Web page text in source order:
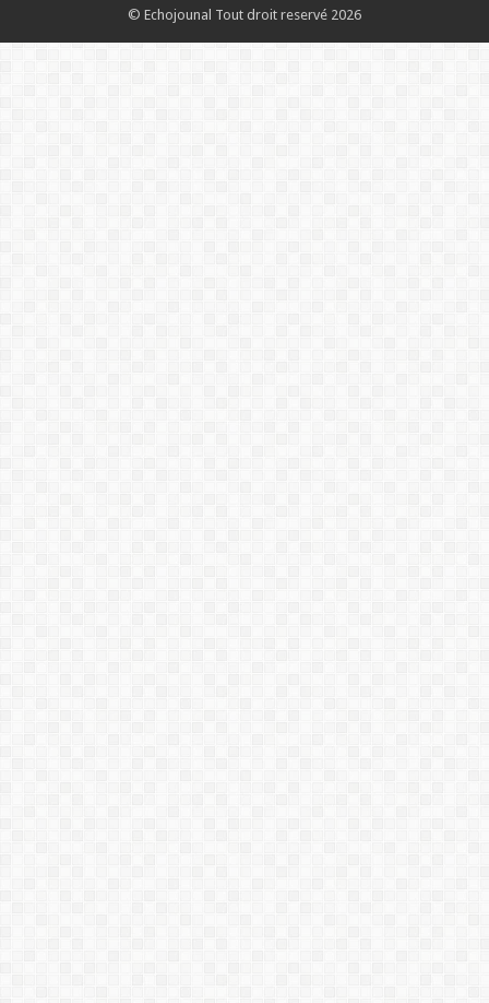
© Echojounal Tout droit reservé 2026